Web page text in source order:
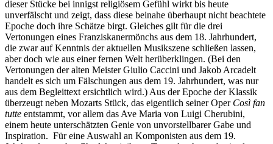
dieser Stücke bei innigst religiösem Gefühl wirkt bis heute
unverfälscht und zeigt, dass diese beinahe überhaupt nicht beachtete
Epoche doch ihre Schätze birgt. Gleiches gilt für die drei
Vertonungen eines Franziskanermönchs aus dem 18. Jahrhundert,
die zwar auf Kenntnis der aktuellen Musikszene schließen lassen,
aber doch wie aus einer fernen Welt herüberklingen. (Bei den
Vertonungen der alten Meister Giulio Caccini und Jakob Arcadelt
handelt es sich um Fälschungen aus dem 19. Jahrhundert, was nur
aus dem Begleittext ersichtlich wird.) Aus der Epoche der Klassik
überzeugt neben Mozarts Stück, das eigentlich seiner Oper Così fan
tutte entstammt, vor allem das Ave Maria von Luigi Cherubini,
einem heute unterschätzten Genie von unvorstellbarer Gabe und
Inspiration. Für eine Auswahl an Komponisten aus dem 19.